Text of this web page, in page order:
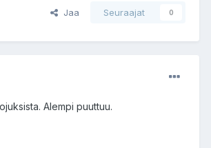
Jaa Seuraajat 0
Alempi puuttuu.